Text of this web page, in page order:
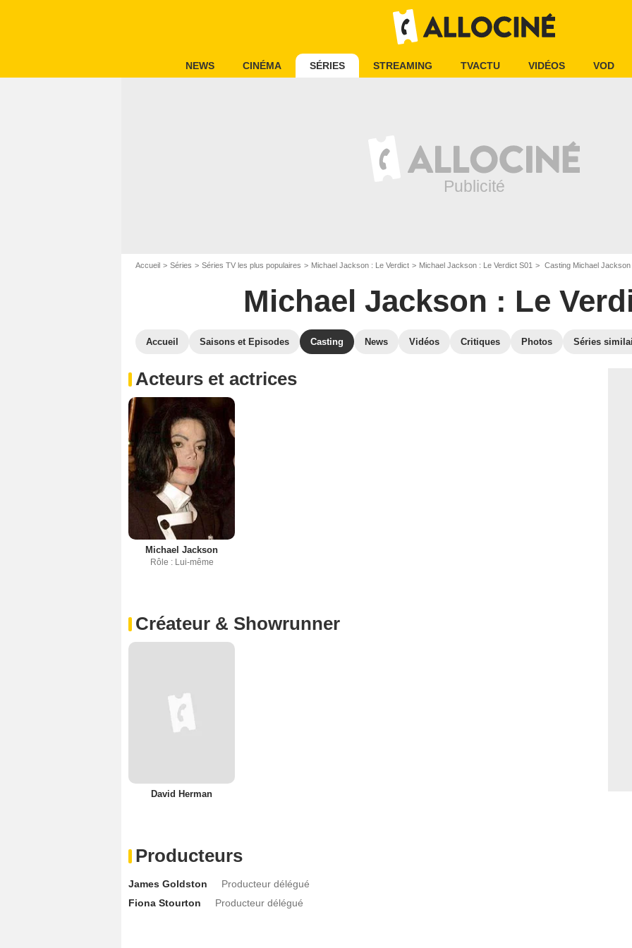
NEWS CINÉMA SÉRIES STREAMING TVACTU VIDÉOS VOD
Accueil Séries Séries TV les plus populaires Michael Jackson : Le Verdict Michael Jackson : Le Verdict S01 Casting Michael Jackson
Michael Jackson : Le
Accueil Saisons et Episodes Casting News Vidéos Critiques Photos Séries
Acteurs et actrices
Michael Jackson
Rôle : Lui-même
Créateur & Showrunner
David Herman
Producteurs
James Goldston
Producteur délégué
Fiona Stourton
Producteur délégué